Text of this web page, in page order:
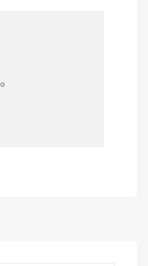
。